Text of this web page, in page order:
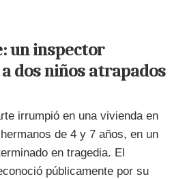
un inspector
dos niños atrapados
irrumpió en una vivienda en
de 4 y 7 años, en un
en tragedia. El
públicamente por su